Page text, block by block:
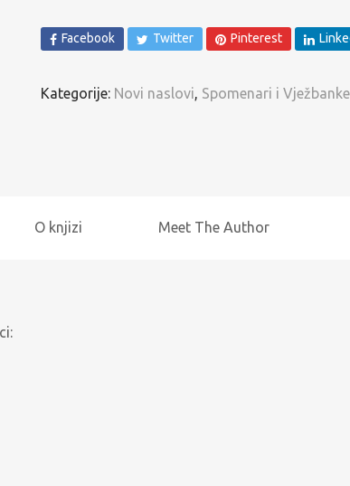
Facebook Twitter Pinterest
Kategorije: Novi naslovi Spomenari i Vježbanke
O knjizi Meet The Author